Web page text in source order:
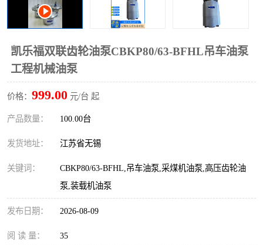
凯乐福双联齿轮油泵CBKP80/63-BFHL吊车油泵
工程机械油泵
价格： 999.00 元/台 起
产品数量： 100.00台
发货地址： 江苏省无锡
关键词：
CBKP80/63-BFHL,吊车油泵,采煤机油泵,高压齿轮油
泵,装载机油泵
发布日期： 2026-08-09
阅 读 量： 35